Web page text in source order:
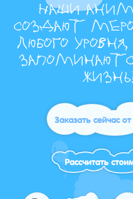
Наши
создают
любого
Заказать сейчас
Рассчитать